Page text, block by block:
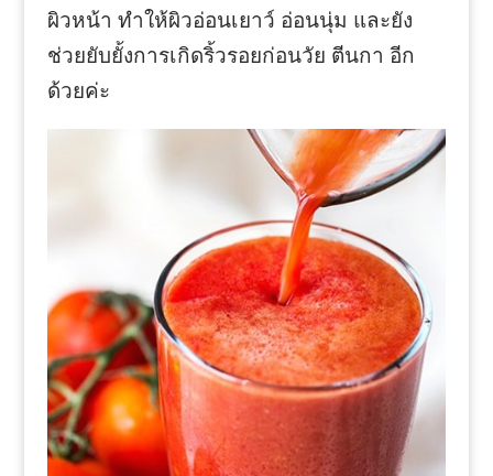
ผิวหน้า ทำให้ผิวอ่อนเยาว์ อ่อนนุ่ม และยัง
ช่วยยับยั้งการเกิดริ้วรอยก่อนวัย ตีนกา อีก
ด้วยค่ะ